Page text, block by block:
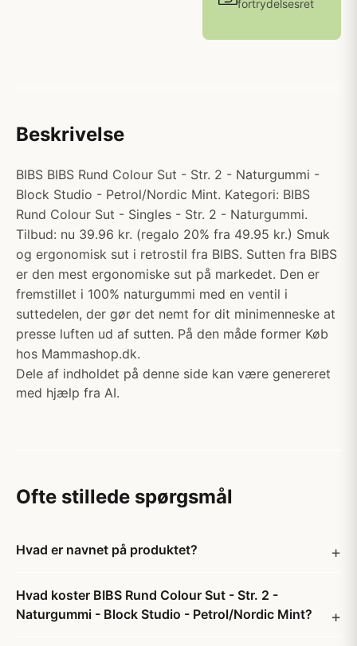
fortrydelsesret
Beskrivelse
BIBS BIBS Rund Colour Sut - Str. 2 - Naturgummi -
Block Studio - Petrol/Nordic Mint. Kategori: BIBS
Rund Colour Sut - Singles - Str. 2 - Naturgummi.
Tilbud: nu 39.96 kr. (regalo 20% fra 49.95 kr.) Smuk
og ergonomisk sut i retrostil fra BIBS. Sutten fra BIBS
er den mest ergonomiske sut på markedet. Den er
fremstillet i 100% naturgummi med en ventil i
suttedelen, der gør det nemt for dit minimenneske at
presse luften ud af sutten. På den måde former Køb
hos Mammashop.dk.
Dele af indholdet på denne side kan være genereret
med hjælp fra AI.
Ofte stillede spørgsmål
Hvad er navnet på produktet?
Hvad koster BIBS Rund Colour Sut - Str. 2 -
Naturgummi - Block Studio - Petrol/Nordic Mint?